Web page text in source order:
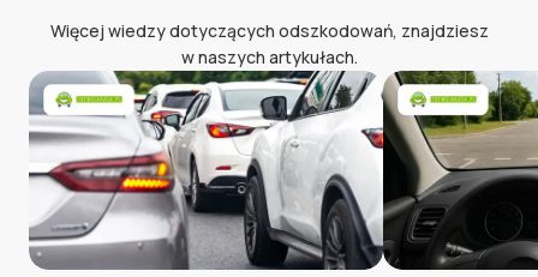
Więcej wiedzy dotyczących odszkodowań, znajdziesz
w naszych artykułach.